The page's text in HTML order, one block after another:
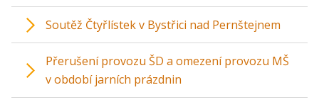
Soutěž Čtyřlístek v Bystřici nad Pernštejnem
Přerušení provozu ŠD a omezení provozu MŠ
v období jarních prázdnin